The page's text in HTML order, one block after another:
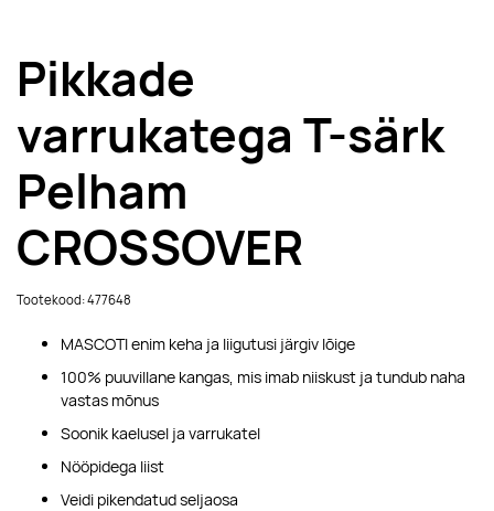
Pikkade
varrukatega T-särk
Pelham
CROSSOVER
Tootekood: 477648
MASCOTI enim keha ja liigutusi järgiv lõige
100% puuvillane kangas, mis imab niiskust ja tundub naha
vastas mõnus
Soonik kaelusel ja varrukatel
Nööpidega liist
Veidi pikendatud seljaosa